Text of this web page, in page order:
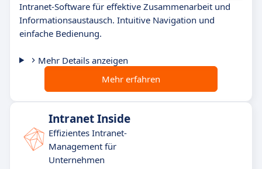
Intranet-Software für effektive Zusammenarbeit und
Informationsaustausch. Intuitive Navigation und
einfache Bedienung.
Mehr Details anzeigen
Mehr erfahren
Intranet Inside
Effizientes Intranet-
Management für
Unternehmen